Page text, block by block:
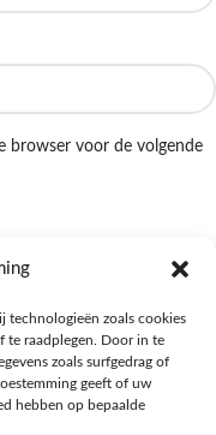
technologieën zoals cookies
te raadplegen. Door in te
zoals surfgedrag of
geeft of uw
hebben op bepaalde
browser voor de volgende
Albert Heijn, verrijk je
dieet, en deel jouw
gemeenschap!